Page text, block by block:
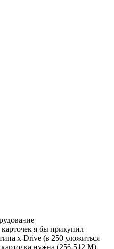
я бы прикупил
x-Drive (в 250 уложиться
карточка нужна (256-512 М).